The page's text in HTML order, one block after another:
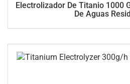
Electrolizador De Titanio 1000
De Aguas